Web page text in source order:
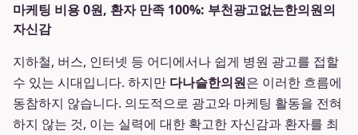
마케팅 비용 0원, 환자 만족 100%: 부천광고없는한의원의
자신감
지하철, 버스, 인터넷 등 어디에서나 쉽게 병원 광고를 접할
수 있는 시대입니다. 하지만 다나슬한의원은 이러한 흐름에
동참하지 않습니다. 의도적으로 광고와 마케팅 활동을 전혀
하지 않는 것, 이는 실력에 대한 확고한 자신감과 환자를 최